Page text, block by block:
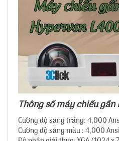
Thông số máy chiếu
Cường độ sáng trắng: 4,000
Cường độ sáng màu : 4,000